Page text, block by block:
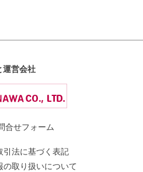
運営会社
合せフォーム
引法に基づく表記
の取り扱いについて